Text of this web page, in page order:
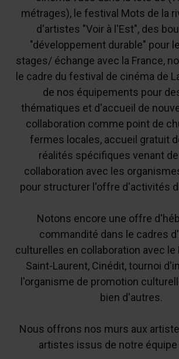
métrages), le festival Mots de la
d'artistes "Voir à l'Est", des
"développement durable" pour
stages/ échange avec la France,
le cadre du festival de cinéma de
de nos équipements pour
thématiques et d'accueil de
collaboration comme point de
fermes locales, accueil gratuit
réalités spécifiques venant
collaboration avec les
pour structurer l'offre d'activités
Notons encore une offre
commandité dans le cadres
culturelles en collaboration avec le
Saint-Laurent, Cinédit, tournoi
l'organisme de promotion
bien d'autres.
Nous offrons nos murs aux
artistes issus de notre équipe